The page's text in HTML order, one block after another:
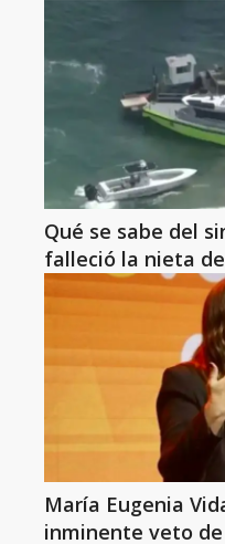
Qué se sabe del
falleció la nieta
María Eugenia
inminente veto